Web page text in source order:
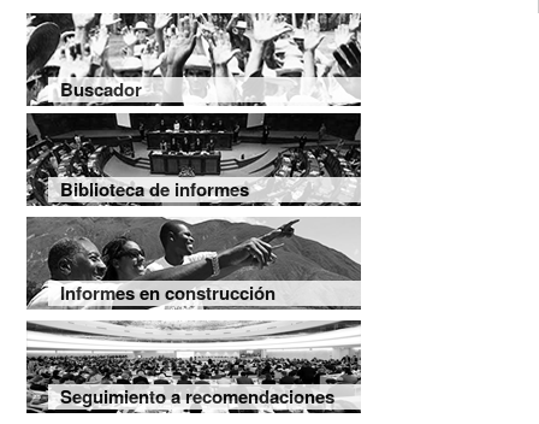
Buscador
Biblioteca de informes
Informes en construcción
Seguimiento a recomendaciones